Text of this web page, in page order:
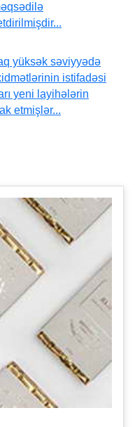
yüksək səviyyədə
istifadəsi
yeni layihələrin
etmişlər...